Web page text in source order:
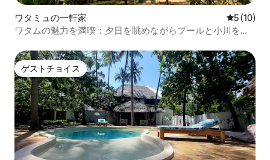
ワタミュの一軒家 レビュー
5 (10)
ワタムの魅力を満喫：夕日を眺めながらプールと小川を楽
ゲストチョイス
ゲストチョイス